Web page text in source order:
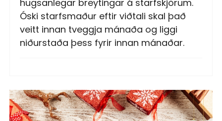
hugsanlegar breytingar á starfskjörum.
Óski starfsmaður eftir viðtali skal það
veitt innan tveggja mánaða og liggi
niðurstaða þess fyrir innan mánaðar.